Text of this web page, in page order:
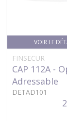
VOIR LE
FINSECUR
CAP 112A -
Adressable
DETAD101